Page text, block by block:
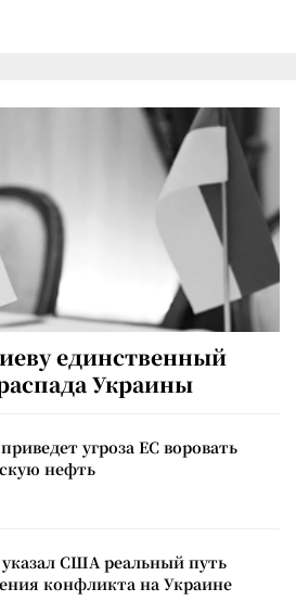
единственный
Украины
угроза ЕС воровать
нефть
США реальный путь
конфликта на Украине